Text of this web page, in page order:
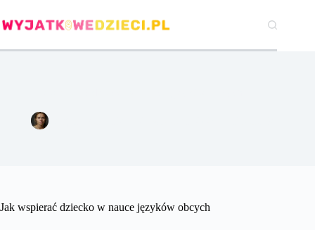
do
treści
Jak wspierać dziecko w nauce języków obcych